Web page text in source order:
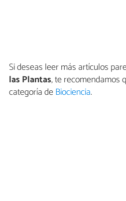
Si deseas leer más artículos
las Plantas, te recomendamos
categoría deBiociencia.